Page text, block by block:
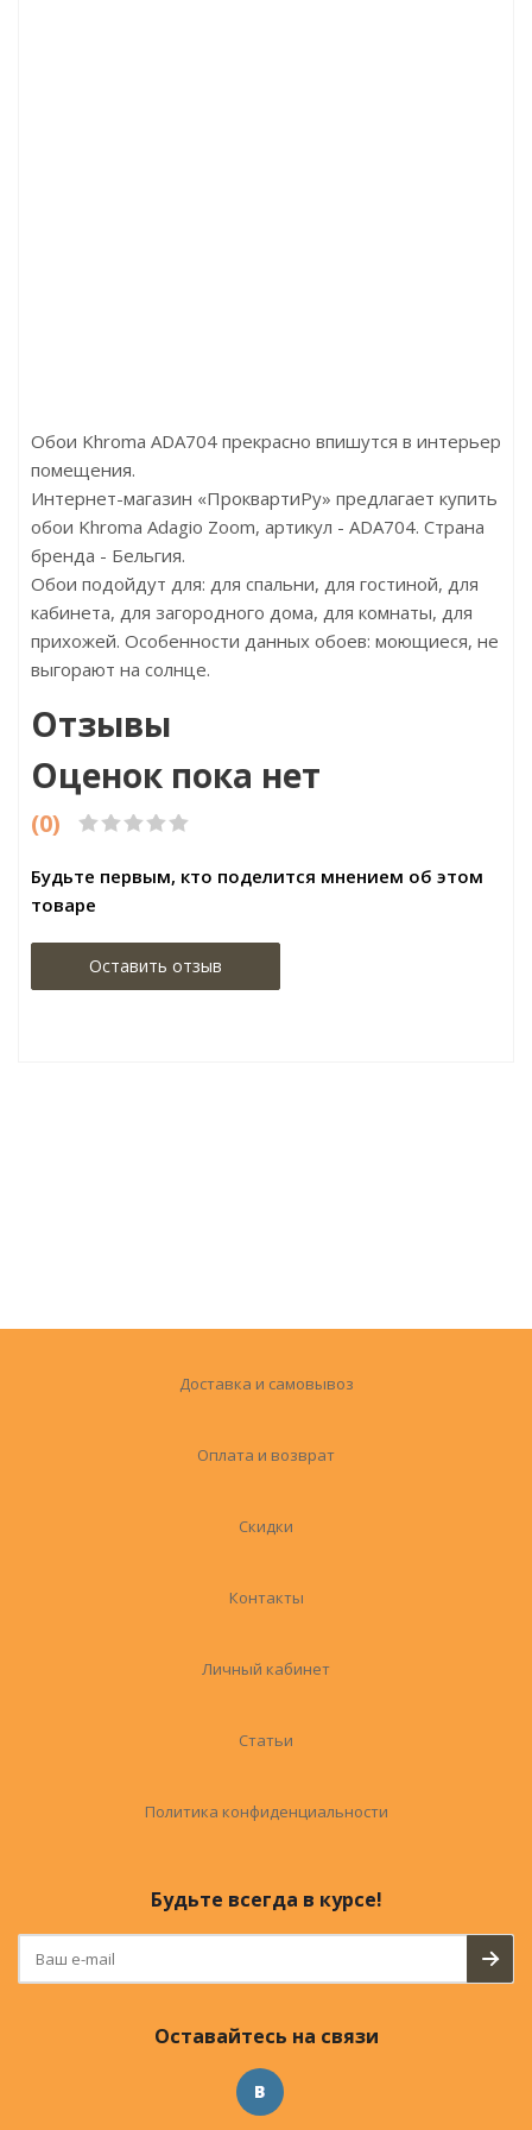
Обои Khroma ADA704 прекрасно впишутся в интерьер
помещения.
Интернет-магазин «ПроквартиРу» предлагает купить
обои Khroma Adagio Zoom, артикул - ADA704. Страна
бренда - Бельгия.
Обои подойдут для: для спальни, для гостиной, для
кабинета, для загородного дома, для комнаты, для
прихожей. Особенности данных обоев: моющиеся, не
выгорают на солнце.
Отзывы
Оценок пока нет
(0)
Будьте первым, кто поделится мнением об этом
товаре
Оставить отзыв
Доставка и самовывоз
Оплата и возврат
Скидки
Контакты
Личный кабинет
Статьи
Политика конфиденциальности
Будьте всегда в курсе!
Оставайтесь на связи